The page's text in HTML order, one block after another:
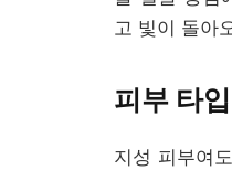
고 빛이 돌아
피부 타
지성 피부여